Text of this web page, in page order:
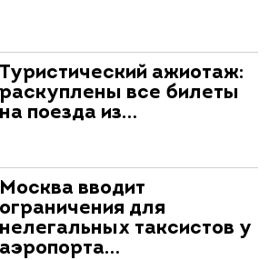
Туристический ажиотаж:
раскуплены все билеты
на поезда из…
Москва вводит
ограничения для
нелегальных таксистов у
аэропорта…